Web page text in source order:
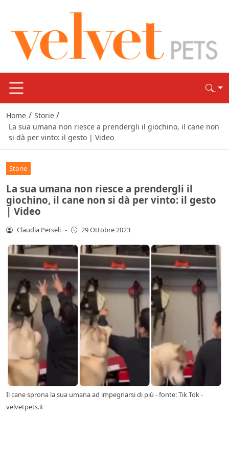
Home / Storie /
La sua umana non riesce a prendergli il giochino, il cane non
si dà per vinto: il gesto | Video
Storie
La sua umana non riesce a prendergli il
giochino, il cane non si dà per vinto: il gesto
| Video
Claudia Perseli - 29 Ottobre 2023
Il cane sprona la sua umana ad impegnarsi di più - fonte: Tik Tok -
velvetpets.it